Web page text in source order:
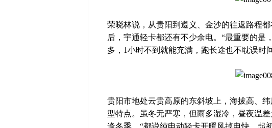
荣晓林说，从贵阳到遵义、金沙的往返路程
后，宇通轻卡都还有不少余电。“最重要的是
多，1小时不到就能充满，跑长途也不耽误时
贵阳市地处云贵高原的东斜坡上，海拔高、
型特点。虽冬无严寒，但雨多湿冷，昼夜温
逢冬季，“都说纯电动轻卡开暖风掉电快，起